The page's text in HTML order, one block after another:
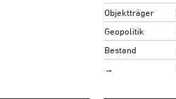
Objektträger
Geopolitik
Bestand
→